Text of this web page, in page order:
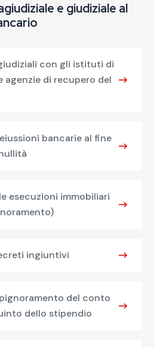
e giudiziale al
con gli istituti di
agenzie di recupero del
bancarie al fine
esecuzioni immobiliari
ingiuntivi
del conto
dello stipendio